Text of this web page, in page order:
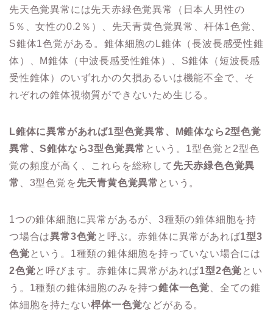
先天色覚異常には先天赤緑色覚異常（日本人男性の
5％、女性の0.2％）、先天青黄色覚異常、杆体1色覚、
S錐体1色覚がある。錐体細胞のL錐体（長波長感受性錐
体）、M錐体（中波長感受性錐体）、S錐体（短波長感
受性錐体）のいずれかの欠損あるいは機能不全で、そ
れぞれの錐体視物質ができないため生じる。
L錐体に異常があれば1型色覚異常、M錐体なら2型色覚
異常、S錐体なら3型色覚異常 という。1型色覚と2型色
覚の頻度が高く、これらを総称して 先天赤緑色色覚異
常 、3型色覚を 先天青黄色覚異常 という。
1つの錐体細胞に異常があるが、3種類の錐体細胞を持
つ場合は異常3色覚 と呼ぶ。赤錐体に異常があれば1型3
色覚 という。1種類の錐体細胞を持っていない場合には
2色覚と呼びます。赤錐体に異常があれば1型2色覚 とい
う。1種類の錐体細胞のみを持つ錐体一色覚、全ての錐
体細胞を持たない桿体一色覚などがある。